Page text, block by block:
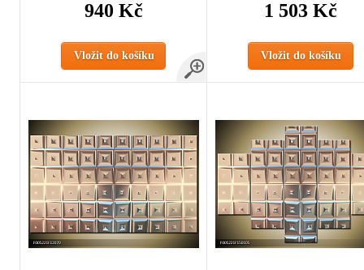
940 Kč
Vložit do košíku
1 503 Kč
Vložit do košíku